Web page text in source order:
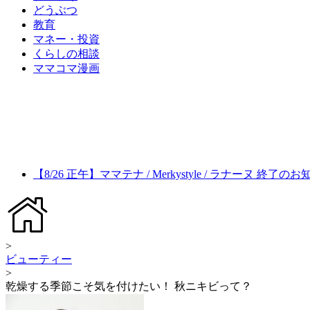
どうぶつ
教育
マネー・投資
くらしの相談
ママコマ漫画
【8/26 正午】ママテナ / Merkystyle / ラナーヌ 終了のお
>
ビューティー
>
乾燥する季節こそ気を付けたい！ 秋ニキビって？